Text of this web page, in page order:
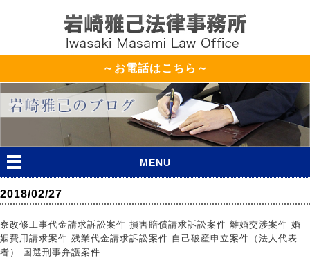
～お電話はこちら～
MENU
2018/02/27
寮改修工事代金請求訴訟案件 損害賠償請求訴訟案件 離婚交渉案件 婚
姻費用請求案件 残業代金請求訴訟案件 自己破産申立案件（法人代表
者） 国選刑事弁護案件